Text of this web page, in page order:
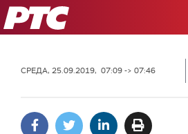
РТС
СРЕДА, 25.09.2019, 07:09 -> 07:46